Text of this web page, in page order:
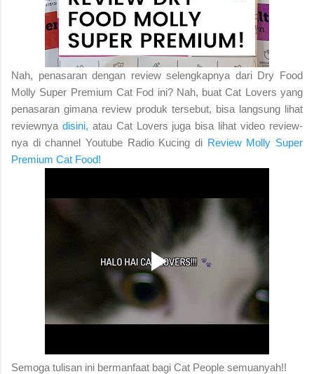
Nah, penasaran dengan review selengkapnya dari Dry Food
Molly Super Premium Cat Fod ini? Nah, buat Cat Lovers yang
reviewnya disini, atau Cat Lovers juga bisa lihat video review-
nya di channel Youtube Radio Kucing di Review Molly Super
Premium Cat Food!
Semoga tulisan ini bermanfaat bagi Cat People semuanyah!!